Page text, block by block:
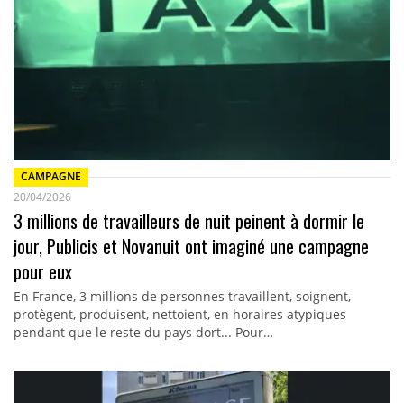
CAMPAGNE
20/04/2026
3 millions de travailleurs de nuit peinent à dormir le
jour, Publicis et Novanuit ont imaginé une campagne
pour eux
En France, 3 millions de personnes travaillent, soignent,
protègent, produisent, nettoient, en horaires atypiques
pendant que le reste du pays dort... Pour…